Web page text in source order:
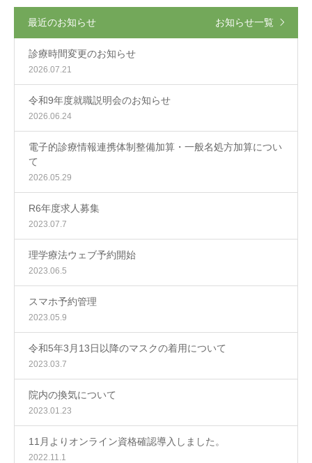
最近のお知らせ お知らせ一覧
診療時間変更のお知らせ
2026.07.21
令和9年度就職説明会のお知らせ
2026.06.24
電子的診療情報連携体制整備加算・一般名処方加算につい
て
2026.05.29
R6年度求人募集
2023.07.7
理学療法ウェブ予約開始
2023.06.5
スマホ予約管理
2023.05.9
令和5年3月13日以降のマスクの着用について
2023.03.7
院内の換気について
2023.01.23
11月よりオンライン資格確認導入しました。
2022.11.1